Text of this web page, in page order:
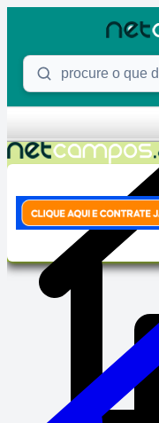
Procure o que deseja